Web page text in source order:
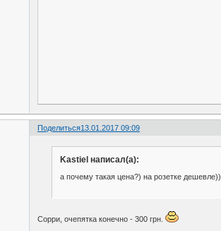
Поделиться13.01.2017 09:09
Kastiel написал(а):
а почему такая цена?) на розетке дешевле))
Сорри, очепятка конечно - 300 грн.